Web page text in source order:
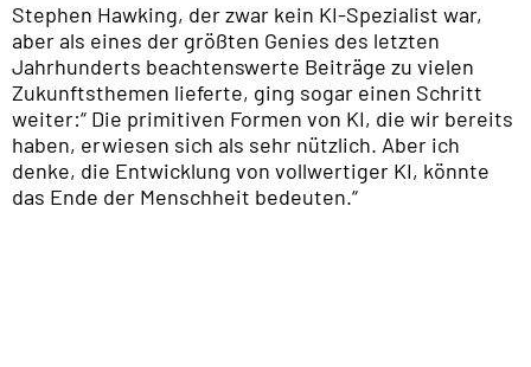
Stephen Hawking, der zwar kein KI-Spezialist war,
aber als eines der größten Genies des letzten
Jahrhunderts beachtenswerte Beiträge zu vielen
Zukunftsthemen lieferte, ging sogar einen Schritt
weiter:“ Die primitiven Formen von KI, die wir bereits
haben, erwiesen sich als sehr nützlich. Aber ich
denke, die Entwicklung von vollwertiger KI, könnte
das Ende der Menschheit bedeuten.“